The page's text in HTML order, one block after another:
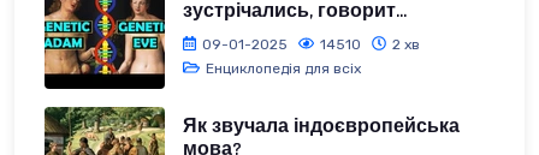
зустрічались, говорит...
09-01-2025 14510
2 хв
Енциклопедія для всіх
Як звучала індоєвропейська
мова?